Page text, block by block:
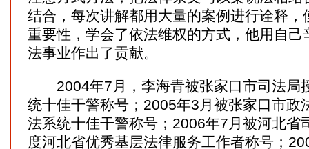
结合，每次讲解都用大量的案例进行诠释，
重要性，学会了依法维权的方式，他用自己
法事业作出了贡献。
2004年7月，李海青被张家口市司法局
统十佳干警称号；2005年3月被张家口市政
法系统十佳干警称号；2006年7月被河北省
度河北省优秀基层法律服务工作者称号；